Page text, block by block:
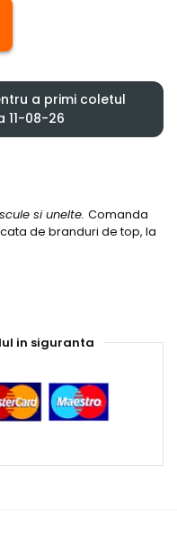
a primi coletul
11-08-26
scule si unelte. Comanda
de branduri de top, la
in siguranta